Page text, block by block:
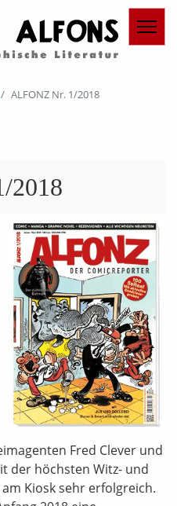
ALFONZ Nr. 1/2018
2018
Fred Clever und
der höchsten Witz- und
Kiosk sehr erfolgreich.